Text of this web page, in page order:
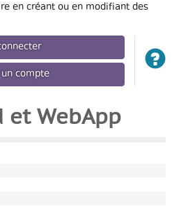
en créant ou en modifiant des
compte
et WebApp